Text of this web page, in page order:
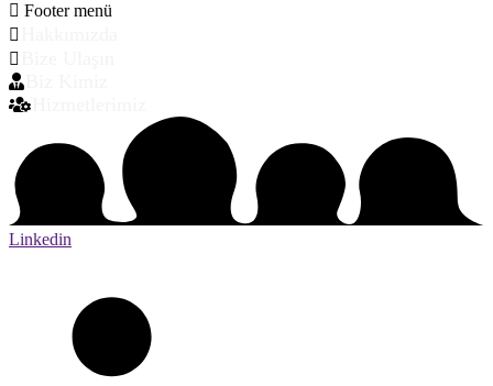
Footer menü
Linkedin